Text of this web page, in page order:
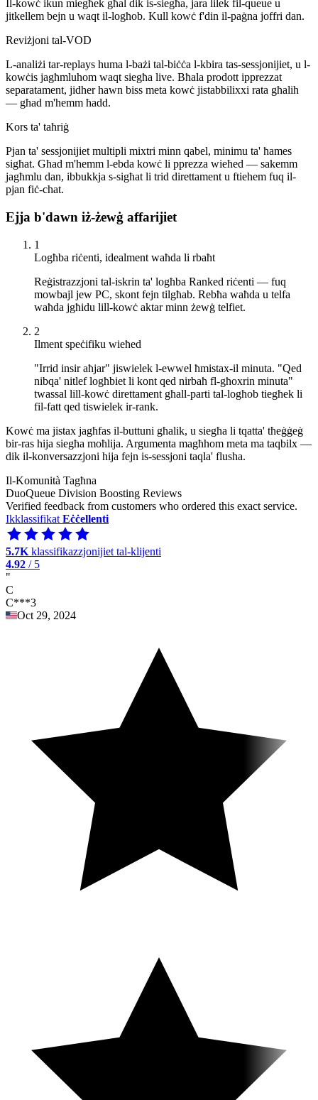
Il-kowċ ikun miegħek għal dik is-siegħa, jara lilek fil-queue u
jitkellem bejn u waqt il-logħob. Kull kowċ f'din il-paġna joffri dan.
Reviżjoni tal-VOD
L-analiżi tar-replays huma l-bażi tal-biċċa l-kbira tas-sessjonijiet, u l-
kowċis jagħmluhom waqt siegħa live. Bħala prodott ipprezzat
separatament, jidher hawn biss meta kowċ jistabbilixxi rata għalih
— għad m'hemm ħadd.
Kors ta' taħriġ
Pjan ta' sessjonijiet multipli mixtri minn qabel, minimu ta' ħames
sigħat. Għad m'hemm l-ebda kowċ li pprezza wieħed — sakemm
jagħmlu dan, ibbukkja s-sigħat li trid direttament u ftiehem fuq il-
pjan fiċ-chat.
Ejja b'dawn iż-żewġ affarijiet
1
Logħba riċenti, idealment waħda li rbaħt
Reġistrazzjoni tal-iskrin ta' logħba Ranked riċenti — fuq
mowbajl jew PC, skont fejn tilgħab. Rebħa waħda u telfa
waħda jgħidu lill-kowċ aktar minn żewġ telfiet.
2
Ilment speċifiku wieħed
"Irrid insir aħjar" jiswielek l-ewwel ħmistax-il minuta. "Qed
nibqa' nitlef logħbiet li kont qed nirbaħ fl-għoxrin minuta"
twassal lill-kowċ direttament għall-parti tal-logħob tiegħek li
fil-fatt qed tiswielek ir-rank.
Kowċ ma jistax jagħfas il-buttuni għalik, u siegħa li tqatta' tħeġġeġ
bir-ras hija siegħa moħlija. Argumenta magħhom meta ma taqbilx —
dik il-konversazzjoni hija fejn is-sessjoni taqla' flusha.
Il-Komunità Tagħna
DuoQueue Division Boosting Reviews
Verified feedback from customers who ordered this exact service.
Ikklassifikat Eċċellenti
5.7K klassifikazzjonijiet tal-klijenti
4.92 / 5
"
C
C***3
Oct 29, 2024